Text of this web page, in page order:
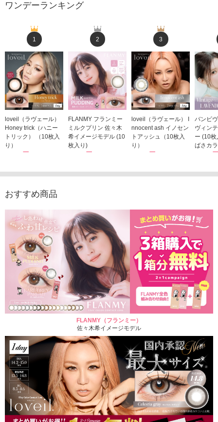
ワンデーランキング
1
loveil（ラヴェール）
Honey trick（ハニー
トリック） （10枚入
り）
1,760円
2
FLANMY フランミー
ミルクプリン 佐々木
希イメージモデル (10
枚入り)
1,815円
3
loveil（ラヴェール） I
nnocent ash イノセン
トアッシュ（10枚入
り）
1,760円
バンビ
ヴィン
ー (10
ばさカ
1,848
おすすめ商品
FLANMY（フランミー）
佐々木希イメージモデル